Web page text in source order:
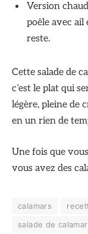
Version
poêle avec ail
reste.
Cette salade de
c’est le plat qui
légère, pleine de
en un rien de
Une fois que
vous avez des
calamars
salade de